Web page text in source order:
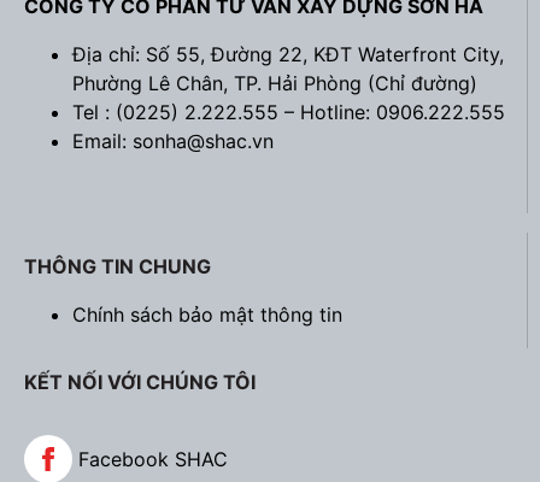
CÔNG TY CỔ PHẦN TƯ VẤN XÂY DỰNG SƠN HÀ
Địa chỉ: Số 55, Đường 22, KĐT Waterfront City,
Phường Lê Chân, TP. Hải Phòng (Chỉ đường)
Tel : (0225) 2.222.555 – Hotline: 0906.222.555
Email: sonha@shac.vn
THÔNG TIN CHUNG
Chính sách bảo mật thông tin
KẾT NỐI VỚI CHÚNG TÔI
Facebook SHAC